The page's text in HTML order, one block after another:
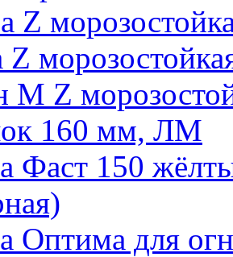
Z
Z
М Z
160 мм, ЛМ
Фаст 150
Оптима для